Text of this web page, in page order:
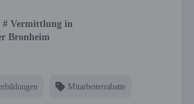
# Vermittlung in
Bronheim
Mitarbeiterrabatte